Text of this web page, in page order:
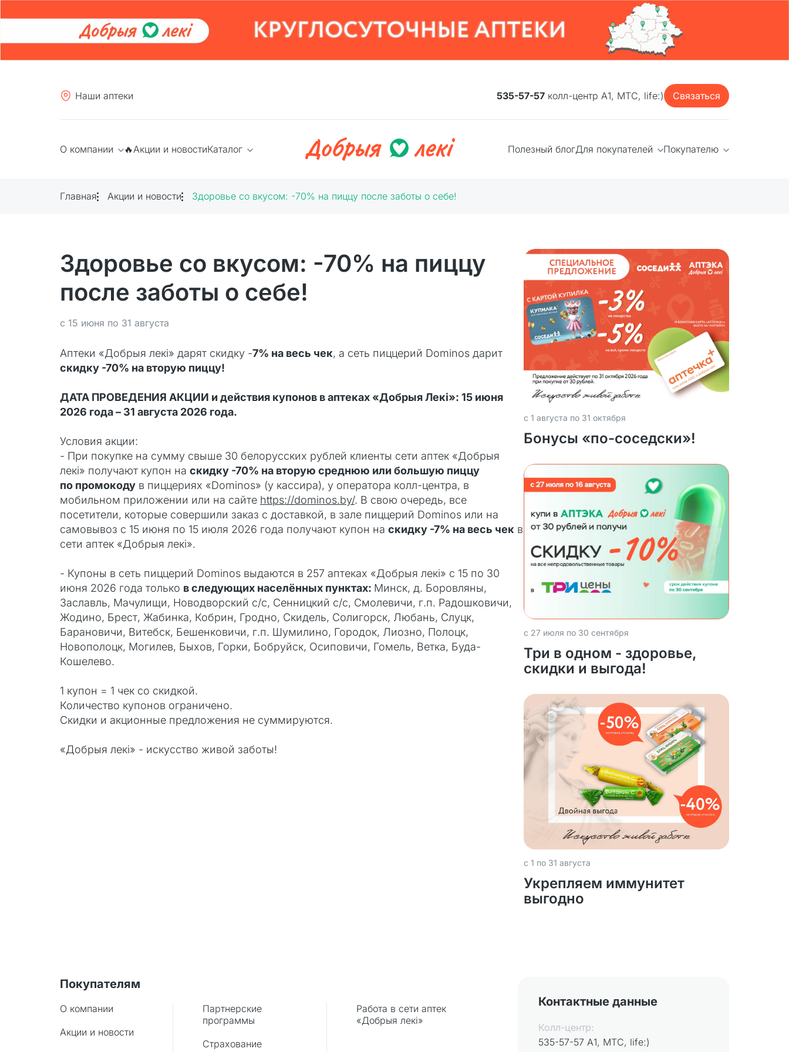
Наши аптеки 535-57-57 колл-центр А1, МТС, life:) Связаться
О компании 🔥Акции и новостиКаталог Полезный блогДля покупателей Покупателю
Главная Акции и новости Здоровье со вкусом: -70% на пиццу после заботы о себе!
Здоровье со вкусом: -70% на пиццу
после заботы о себе!
с 15 июня по 31 августа
Аптеки «Добрыя лекi» дарят скидку -7% на весь чек, а сеть пиццерий Dominos дарит
скидку -70% на вторую пиццу!
ДАТА ПРОВЕДЕНИЯ АКЦИИ и действия купонов в аптеках «Добрыя Лекi»: 15 июня
2026 года – 31 августа 2026 года.
Условия акции:
- При покупке на сумму свыше 30 белорусских рублей клиенты сети аптек «Добрыя
лекi» получают купон на скидку -70% на вторую среднюю или большую пиццу
по промокоду в пиццериях «Dominos» (у кассира), у оператора колл-центра, в
мобильном приложении или на сайте https://dominos.by/. В свою очередь, все
посетители, которые совершили заказ с доставкой, в зале пиццерий Dominos или на
самовывоз с 15 июня по 15 июля 2026 года получают купон на скидку -7% на весь чек в
сети аптек «Добрыя лекi».
- Купоны в сеть пиццерий Dominos выдаются в 257 аптеках «Добрыя лекi» с 15 по 30
июня 2026 года только в следующих населённых пунктах: Минск, д. Боровляны,
Заславль, Мачулищи, Новодворский с/с, Сенницкий с/с, Смолевичи, г.п. Радошковичи,
Жодино, Брест, Жабинка, Кобрин, Гродно, Скидель, Солигорск, Любань, Слуцк,
Барановичи, Витебск, Бешенковичи, г.п. Шумилино, Городок, Лиозно, Полоцк,
Новополоцк, Могилев, Быхов, Горки, Бобруйск, Осиповичи, Гомель, Ветка, Буда-
Кошелево.
1 купон = 1 чек со скидкой.
Количество купонов ограничено.
Скидки и акционные предложения не суммируются.
«Добрыя лекi» - искусство живой заботы!
с 1 августа по 31 октября
Бонусы «по-соседски»!
с 27 июля по 30 сентября
Три в одном - здоровье,
скидки и выгода!
с 1 по 31 августа
Укрепляем иммунитет
выгодно
Покупателям
О компании
Акции и новости
Партнерские
программы
Страхование
Работа в сети аптек
«Добрыя лекi»
Контактные данные
Колл-центр:
535-57-57 А1, МТС, life:)